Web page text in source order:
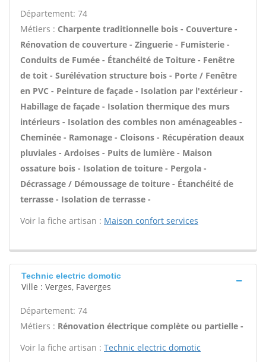
Département: 74
Métiers : Charpente traditionnelle bois - Couverture -
Rénovation de couverture - Zinguerie - Fumisterie -
Conduits de Fumée - Étanchéité de Toiture - Fenêtre
de toit - Surélévation structure bois - Porte / Fenêtre
en PVC - Peinture de façade - Isolation par l'extérieur -
Habillage de façade - Isolation thermique des murs
intérieurs - Isolation des combles non aménageables -
Cheminée - Ramonage - Cloisons - Récupération deaux
pluviales - Ardoises - Puits de lumière - Maison
ossature bois - Isolation de toiture - Pergola -
Décrassage / Démoussage de toiture - Étanchéité de
terrasse - Isolation de terrasse -
Voir la fiche artisan : Maison confort services
Technic electric domotic
Ville : Verges, Faverges
Département: 74
Métiers : Rénovation électrique complète ou partielle -
Voir la fiche artisan : Technic electric domotic